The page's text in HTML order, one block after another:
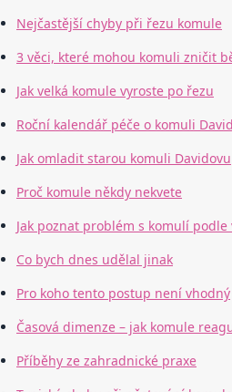
Nejčastější chyby při řezu komule
3 věci, které mohou komuli zničit
Jak velká komule vyroste po řezu
Roční kalendář péče o komuli
Jak omladit starou komuli Davidovu
Proč komule někdy nekvete
Jak poznat problém s komulí podle
Co bych dnes udělal jinak
Pro koho tento postup není vhodný
Časová dimenze – jak komule
Příběhy ze zahradnické praxe